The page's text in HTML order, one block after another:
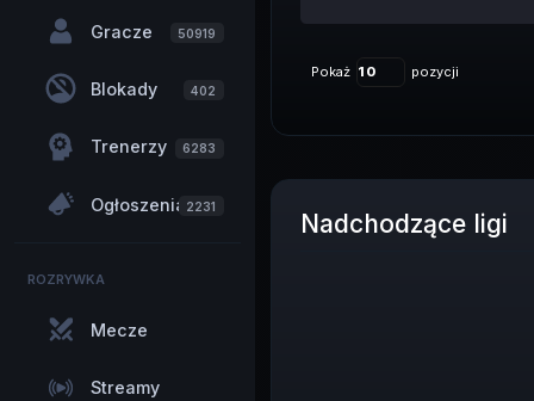
Gracze 50919
Blokady 402
Trenerzy 6283
Ogłoszenia 2231
ROZRYWKA
Mecze
Streamy
Pokaż pozycji
Nadchodzące ligi